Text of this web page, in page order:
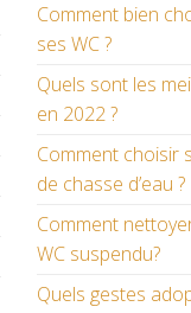
Comment bien
ses WC ?
Quels sont les
en 2022 ?
Comment choisir
de chasse d’eau ?
Comment
WC suspendu?
Quels gestes